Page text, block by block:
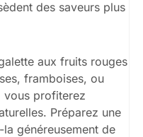
des saveurs plus
aux fruits rouges
framboises, ou
vous profiterez
Préparez une
généreusement de